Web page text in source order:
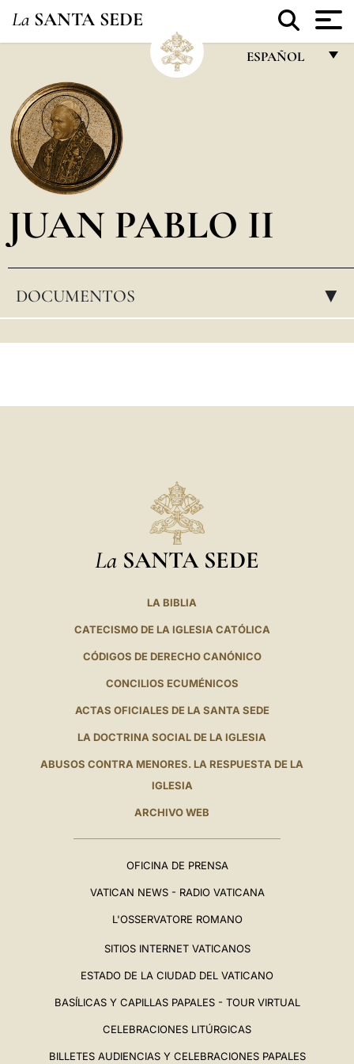
La SANTA SEDE
ESPAÑOL
ESPAÑOL
DEUTSCH
POLSKI
JUAN PABLO II
DOCUMENTOS ▸
La SANTA SEDE
LA BIBLIA
CATECISMO DE LA IGLESIA CATÓLICA
CÓDIGOS DE DERECHO CANÓNICO
CONCILIOS ECUMÉNICOS
ACTAS OFICIALES DE LA SANTA SEDE
LA DOCTRINA SOCIAL DE LA IGLESIA
ABUSOS CONTRA MENORES. LA RESPUESTA DE LA
IGLESIA
ARCHIVO WEB
OFICINA DE PRENSA
VATICAN NEWS - RADIO VATICANA
L'OSSERVATORE ROMANO
SITIOS INTERNET VATICANOS
ESTADO DE LA CIUDAD DEL VATICANO
BASÍLICAS Y CAPILLAS PAPALES - TOUR VIRTUAL
CELEBRACIONES LITÚRGICAS
BILLETES AUDIENCIAS Y CELEBRACIONES PAPALES